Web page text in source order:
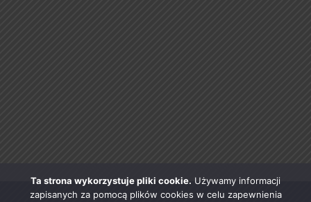
Ta strona wykorzystuje pliki cookie. Używamy informacji
zapisanych za pomocą plików cookies w celu zapewnienia